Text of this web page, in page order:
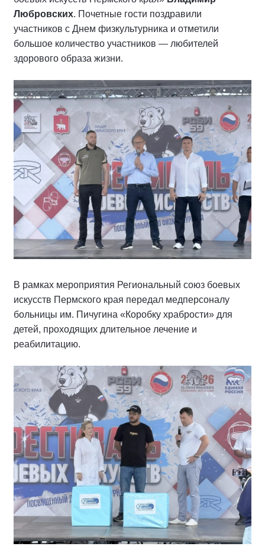
Любровских. Почетные гости поздравили
участников с Днем физкультурника и отметили
большое количество участников — любителей
здорового образа жизни.
В рамках мероприятия Региональный союз боевых
искусств Пермского края передал медперсоналу
больницы им. Пичугина «Коробку храбрости» для
детей, проходящих длительное лечение и
реабилитацию.